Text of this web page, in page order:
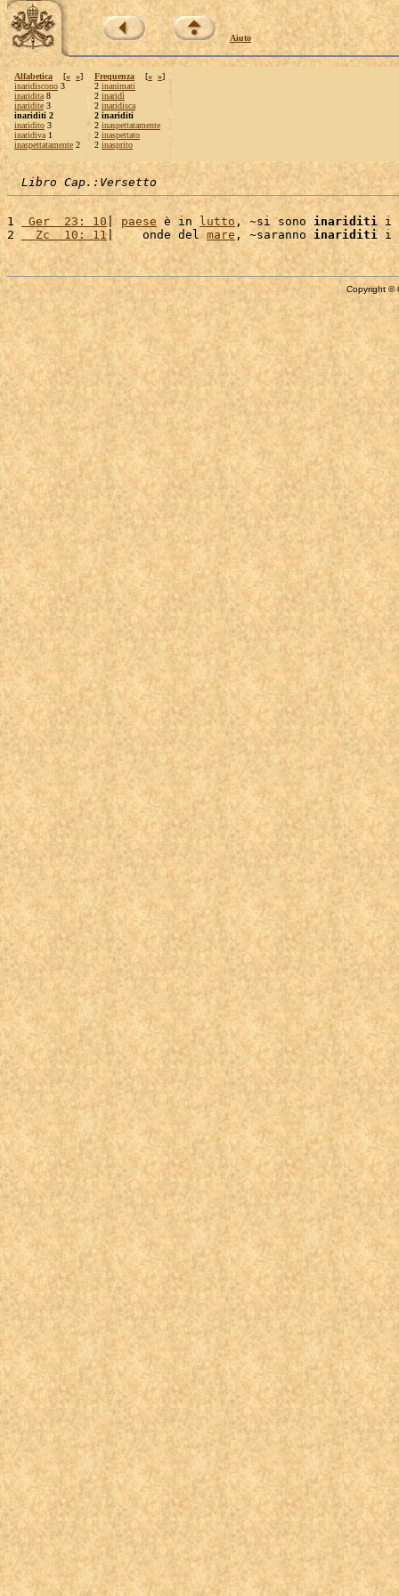
Aiuto
Alfabetica [« »]
inaridiscono 3
inaridita 8
inaridite 3
inariditi 2
inaridito 3
inaridiva 1
inaspettatamente 2
Frequenza [« »]
2 inanimati
2 inaridì
2 inaridisca
2 inariditi
2 inaspettatamente
2 inaspettato
2 inasprito
Libro Cap.:Versetto
1 Ger  23: 10| paese è in lutto , ~si sono inariditi i
2
  Zc  10: 11
|    onde del mare , ~saranno inariditi i
Copyright ©